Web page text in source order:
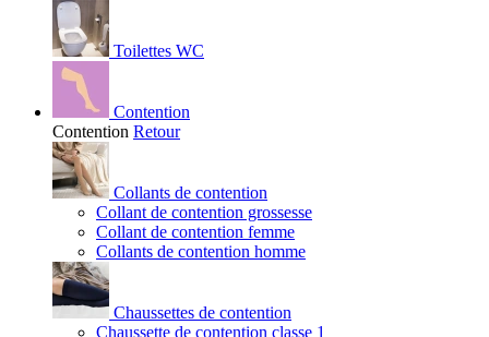
Toilettes WC
Contention
Contention Retour
Collants de contention
Collant de contention grossesse
Collant de contention femme
Collants de contention homme
Chaussettes de contention
Chaussette de contention classe 1